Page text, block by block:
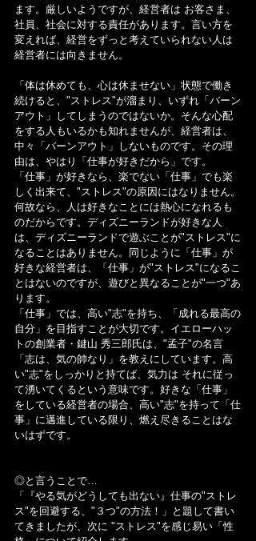
ます。厳しいようですが、経営者は お客さま、
社員、社会に対する責任があります。言い方を
変えれば、経営をずっと考えていられない人は
経営者には向きません。
「体は休めても、心は休ませない」状態で働き
続けると、"ストレス"が溜まり、いずれ「バーン
アウト」してしまうのではないか。そんな心配
をする人もいるかも知れませんが、経営者は、
中々「バーンアウト」しないものです。その理
由は、やはり「仕事が好きだから」です。
「仕事」が好きなら、楽でない「仕事」でも楽
しく出来て、"ストレス"の原因にはなりません。
何故なら、人は好きなことには熱心になれるも
のだからです。ディズニーランドが好きな人
は、ディズニーランドで遊ぶことが"ストレス"に
なることはありません。同じように「仕事」が
好きな経営者は、「仕事」が"ストレス"になるこ
とはないのですが、遊びと異なることが"一つ"あ
ります。
「仕事」では、高い"志"を持ち、「成れる最高の
自分」を目指すことが大切です。イエローハッ
トの創業者・鍵山 秀三郎氏は、"孟子"の名言
「志は、気の帥なり」を教えにしています。高
い"志"をしっかりと持てば、気力は それに従っ
て湧いてくるという意味です。好きな「仕事」
をしている経営者の場合、高い"志"を持って「仕
事」に邁進している限り、燃え尽きることはな
いはずです。
◎と言うことで…
「『やる気がどうしても出ない』仕事の"ストレ
ス"を回避する、"３つ"の方法！」と題して書い
てきましたが、次に "ストレス"を感じ易い「性